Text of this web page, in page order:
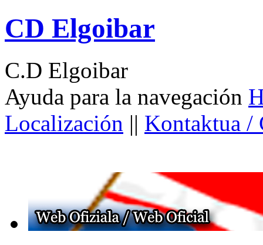
CD Elgoibar
C.D Elgoibar
Ayuda para la navegación
Localización || Kontaktua /